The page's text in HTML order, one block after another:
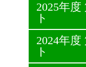
2025年
ト
2024年
ト